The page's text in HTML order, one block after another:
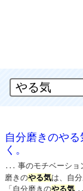
自分磨きのや
く。
... 事のモチベーショ
磨きのやる気は、自
「自分磨きのやる気